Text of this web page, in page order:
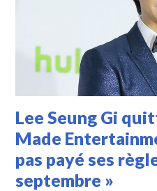
Lee Seung Gi
Made
pas payé ses
septembre »